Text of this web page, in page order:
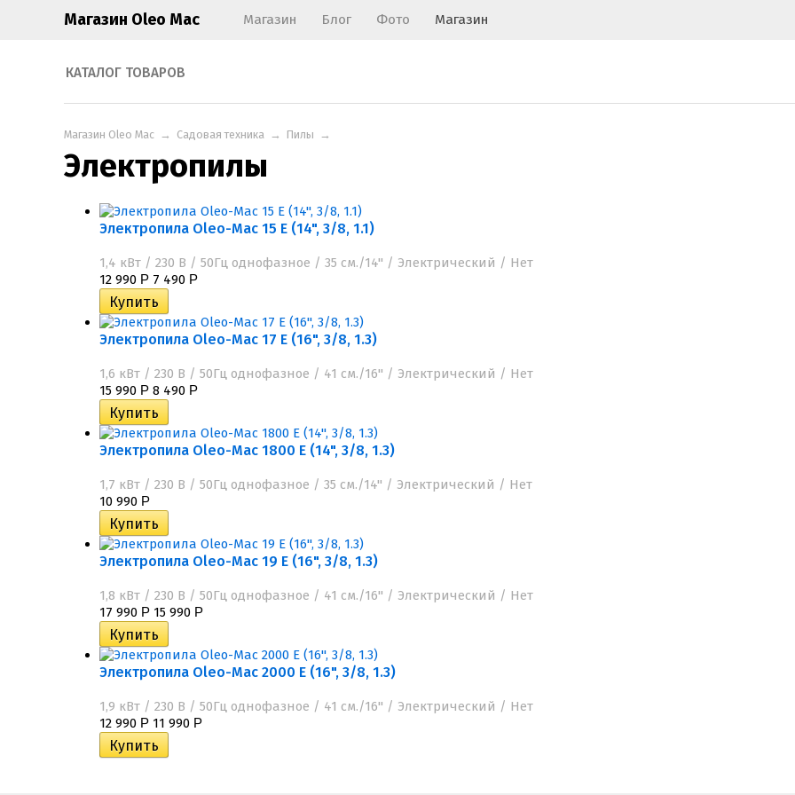
Магазин Oleo Mac Магазин Блог Фото Магазин
КАТАЛОГ ТОВАРОВ
Магазин Oleo Mac → Садовая техника → Пилы →
Электропилы
Электропила Oleo-Mac 15 E (14", 3/8, 1.1)
1,4 кВт / 230 В / 50Гц однофазное / 35 см./14" / Электрический / Нет
12 990 Р 7 490 Р
Электропила Oleo-Mac 17 E (16", 3/8, 1.3)
1,6 кВт / 230 В / 50Гц однофазное / 41 см./16" / Электрический / Нет
15 990 Р 8 490 Р
Электропила Oleo-Mac 1800 E (14", 3/8, 1.3)
1,7 кВт / 230 В / 50Гц однофазное / 35 см./14" / Электрический / Нет
10 990 Р
Электропила Oleo-Mac 19 E (16", 3/8, 1.3)
1,8 кВт / 230 В / 50Гц однофазное / 41 см./16" / Электрический / Нет
17 990 Р 15 990 Р
Электропила Oleo-Mac 2000 E (16", 3/8, 1.3)
1,9 кВт / 230 В / 50Гц однофазное / 41 см./16" / Электрический / Нет
12 990 Р 11 990 Р